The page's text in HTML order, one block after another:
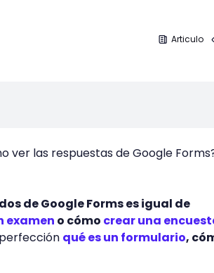
Articulo
las respuestas de Google
de Google Forms es igual de
examen o cómo crear una
qué es un formulario,